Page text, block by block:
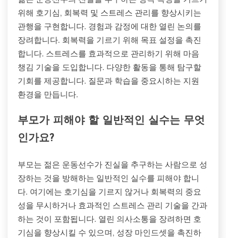
위해 호기심, 회복력 및 스트레스 관리를 향상시키는
관행을 구현합니다. 경험과 감정에 대한 열린 논의를
장려합니다. 회복력을 기르기 위해 목표 설정을 촉진
합니다. 스트레스를 효과적으로 관리하기 위해 마음
챙김 기술을 도입합니다. 다양한 활동을 통해 탐구할
기회를 제공합니다. 질문과 학습을 중요시하는 지원
환경을 만듭니다.
부모가 피해야 할 일반적인 실수는 무엇
인가요?
부모는 젊은 운동선수가 진실을 추구하는 사람으로 성
장하는 것을 방해하는 일반적인 실수를 피해야 합니
다. 여기에는 호기심을 기르지 않거나 회복력의 중요
성을 무시하거나 효과적인 스트레스 관리 기술을 간과
하는 것이 포함됩니다. 열린 의사소통을 장려하면 호
기심을 향상시킬 수 있으며, 성장 마인드셋을 촉진하